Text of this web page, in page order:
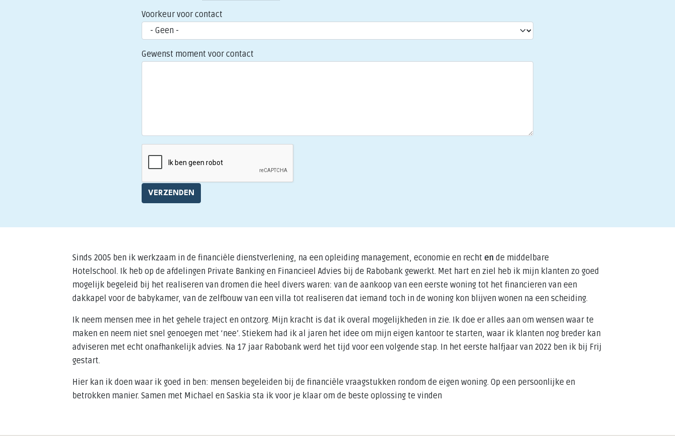
Voorkeur voor contact
Gewenst moment voor contact
Sinds 2005 ben ik werkzaam in de financiële dienstverlening, na een opleiding management, economie en recht en de middelbare
Hotelschool. Ik heb op de afdelingen Private Banking en Financieel Advies bij de Rabobank gewerkt. Met hart en ziel heb ik mijn klanten zo goed
mogelijk begeleid bij het realiseren van dromen die heel divers waren: van de aankoop van een eerste woning tot het financieren van een
dakkapel voor de babykamer, van de zelfbouw van een villa tot realiseren dat iemand toch in de woning kon blijven wonen na een scheiding.
Ik neem mensen mee in het gehele traject en ontzorg. Mijn kracht is dat ik overal mogelijkheden in zie. Ik doe er alles aan om wensen waar te
maken en neem niet snel genoegen met ‘nee’. Stiekem had ik al jaren het idee om mijn eigen kantoor te starten, waar ik klanten nog breder kan
adviseren met echt onafhankelijk advies. Na 17 jaar Rabobank werd het tijd voor een volgende stap. In het eerste halfjaar van 2022 ben ik bij Frij
gestart.
Hier kan ik doen waar ik goed in ben: mensen begeleiden bij de financiële vraagstukken rondom de eigen woning. Op een persoonlijke en
betrokken manier. Samen met Michael en Saskia sta ik voor je klaar om de beste oplossing te vinden